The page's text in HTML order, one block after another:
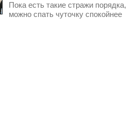
Пока есть такие стражи порядка,
можно спать чуточку спокойнее